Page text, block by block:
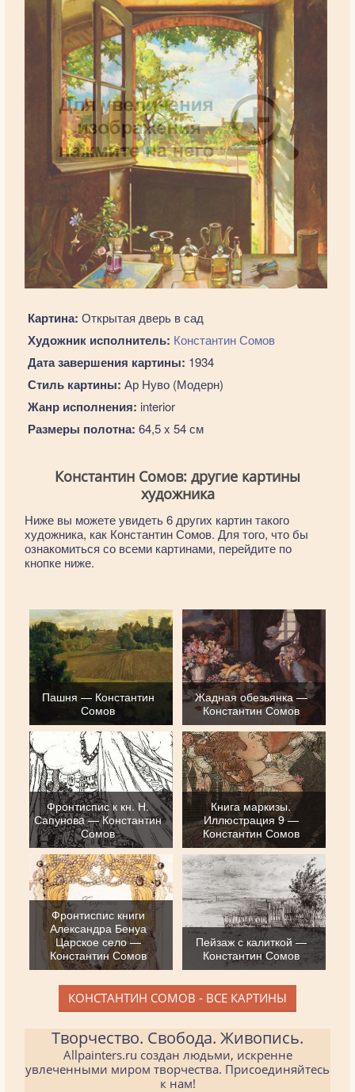
Картина: Открытая дверь в сад
Художник исполнитель: Константин Сомов
Дата завершения картины: 1934
Стиль картины: Ар Нуво (Модерн)
Жанр исполнения: interior
Размеры полотна: 64,5 x 54 см
Константин Сомов: другие картины
художника
Ниже вы можете увидеть 6 других картин такого
художника, как Константин Сомов. Для того, что бы
ознакомиться со всеми картинами, перейдите по
кнопке ниже.
Пашня — Константин
Сомов
Жадная обезьянка —
Константин Сомов
Фронтиспис к кн. Н.
Сапуновa — Константин
Сомов
Книга маркизы.
Иллюстрация 9 —
Константин Сомов
Фронтиспис книги
Александра Бенуа
Царское село —
Константин Сомов
Пейзаж с калиткой —
Константин Сомов
КОНСТАНТИН СОМОВ - ВСЕ КАРТИНЫ
Творчество. Свобода. Живопись.
Allpainters.ru создан людьми, искренне
увлеченными миром творчества. Присоединяйтесь
к нам!